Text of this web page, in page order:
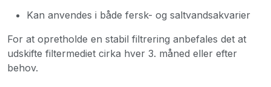
Kan anvendes i både fersk- og saltvandsakvarier
For at opretholde en stabil filtrering anbefales det at
udskifte filtermediet cirka hver 3. måned eller efter
behov.